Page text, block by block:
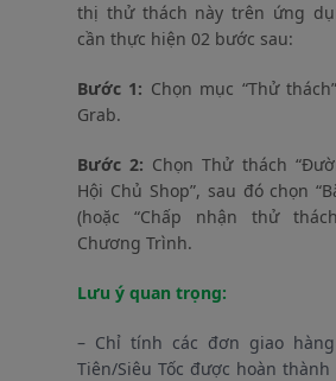
thị thử thách này trên ứng
cần thực hiện 02 bước sau:
Bước 1: Chọn mục “Thử
Grab.
Bước 2: Chọn Thử thách
Hội Chủ Shop”, sau đó chọn
(hoặc “Chấp nhận thử
Chương Trình.
Lưu ý quan trọng:
– Chỉ tính các đơn giao hàng
Tiên/Siêu Tốc được hoàn